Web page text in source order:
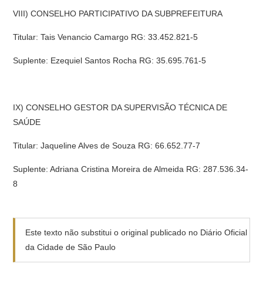
VIII) CONSELHO PARTICIPATIVO DA SUBPREFEITURA
Titular: Tais Venancio Camargo RG: 33.452.821-5
Suplente: Ezequiel Santos Rocha RG: 35.695.761-5
IX) CONSELHO GESTOR DA SUPERVISÃO TÉCNICA DE
SAÚDE
Titular: Jaqueline Alves de Souza RG: 66.652.77-7
Suplente: Adriana Cristina Moreira de Almeida RG: 287.536.34-
8
Este texto não substitui o original publicado no Diário Oficial
da Cidade de São Paulo